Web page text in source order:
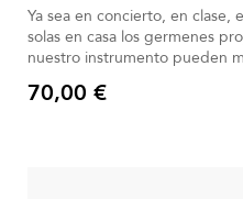
Ya sea en concierto, en clase,
solas en casa los germenes
nuestro instrumento pueden
las precauciones.
Precio
70,00 €